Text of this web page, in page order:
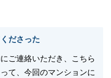
します
る
ださった
ご連絡いただき、こちら
て、今回のマンションに